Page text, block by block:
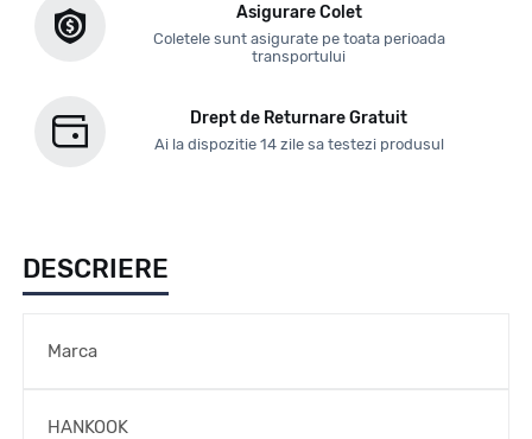
Asigurare Colet
Coletele sunt asigurate pe toata perioada
transportului
Drept de Returnare Gratuit
Ai la dispozitie 14 zile sa testezi produsul
DESCRIERE
Marca
HANKOOK